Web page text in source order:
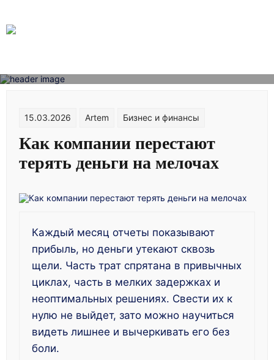
content
15.03.2026 Artem Бизнес и финансы
Как компании перестают
терять деньги на мелочах
Каждый месяц отчеты показывают
прибыль, но деньги утекают сквозь
щели. Часть трат спрятана в привычных
циклах, часть в мелких задержках и
неоптимальных решениях. Свести их к
нулю не выйдет, зато можно научиться
видеть лишнее и вычеркивать его без
боли.